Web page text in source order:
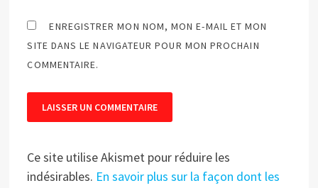
ENREGISTRER MON NOM, MON E-MAIL ET MON
SITE DANS LE NAVIGATEUR POUR MON PROCHAIN
COMMENTAIRE.
Ce site utilise Akismet pour réduire les
indésirables. En savoir plus sur la façon dont les